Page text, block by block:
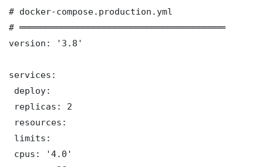
# docker-compose.production.yml
# ═══════════════════════════════════════
version: '3.8'
services:
deploy:
replicas: 2
resources:
limits:
cpus: '4.0'